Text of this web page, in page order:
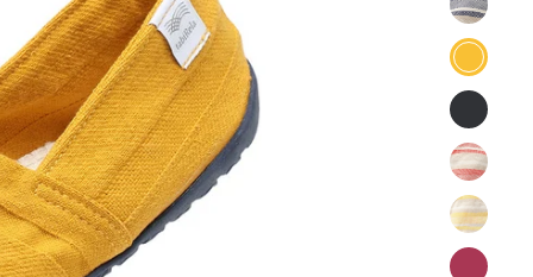
び
り
ら）
海
び
り
ら）
月
び
り
ら）
び
り
び